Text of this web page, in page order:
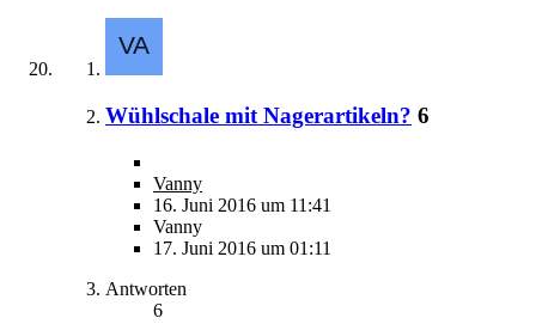
Wühlschale mit Nagerartikeln? 6
Vanny
16. Juni 2016 um 11:41
Vanny
17. Juni 2016 um 01:11
Antworten
6